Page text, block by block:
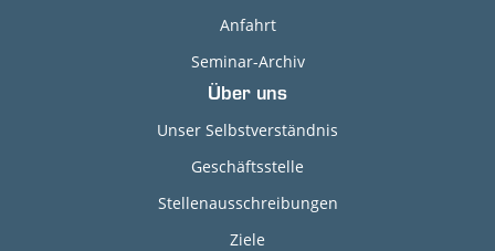
Anfahrt
Seminar-Archiv
Über uns
Unser Selbstverständnis
Geschäftsstelle
Stellenausschreibungen
Ziele